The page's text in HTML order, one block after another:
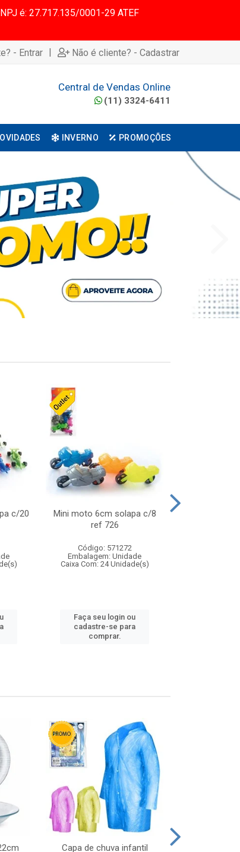
é: 27.717.135/0001-29 ATEF
- Entrar | Não é cliente? - Cadastrar
Central de Vendas Online
(11) 3324-6411
INVERNO PROMOÇÕES
c/20
Mini moto 6cm solapa c/8
ref 726
Código: 571272
Embalagem: Unidade
Caixa Com: 24 Unidade(s)
Faça seu login ou
cadastre-se para
comprar.
Capa de chuva infantil